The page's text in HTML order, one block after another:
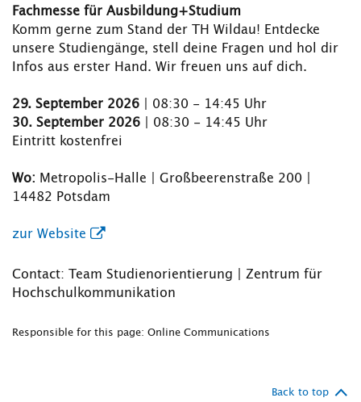
Fachmesse für Ausbildung+Studium
Komm gerne zum Stand der TH Wildau! Entdecke
unsere Studiengänge, stell deine Fragen und hol dir
Infos aus erster Hand. Wir freuen uns auf dich.
29. September 2026 | 08:30 - 14:45 Uhr
30. September 2026 | 08:30 - 14:45 Uhr
Eintritt kostenfrei
Wo: Metropolis-Halle | Großbeerenstraße 200 |
14482 Potsdam
zur Website
Contact: Team Studienorientierung | Zentrum für
Hochschulkommunikation
Responsible for this page: Online Communications
Back to top